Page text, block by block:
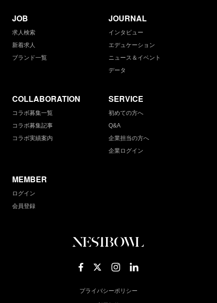
JOB
求人検索
新着求人
ブランド一覧
JOURNAL
インタビュー
エデュケーション
ニュース＆イベント
データ
COLLABORATION
コラボ募集一覧
コラボ募集記事
コラボ実績案内
SERVICE
初めての方へ
Q&A
企業担当の方へ
企業ログイン
MEMBER
ログイン
会員登録
プライバシーポリシー